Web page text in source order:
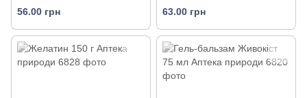
56.00 грн 63.00 грн